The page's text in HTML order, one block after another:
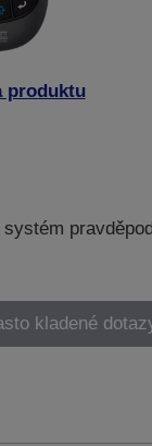
produktu
kladené